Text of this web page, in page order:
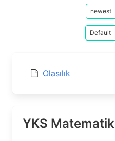
Olasılık
YKS Matematik